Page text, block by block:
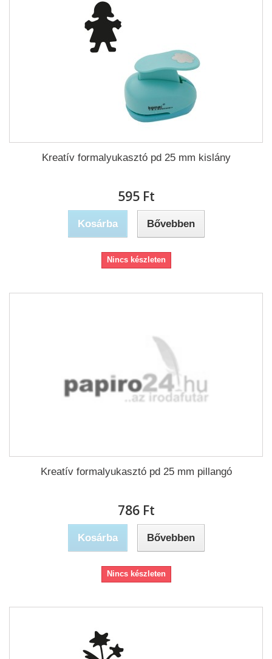
Kreatív formalyukasztó pd 25 mm kislány
595 Ft‎
Kosárba Bővebben
Nincs készleten
Kreatív formalyukasztó pd 25 mm pillangó
786 Ft‎
Kosárba Bővebben
Nincs készleten